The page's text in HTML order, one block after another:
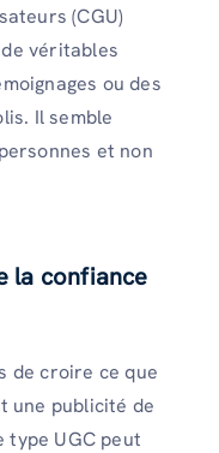
(CGU)
véritables
ou des
Il semble
et non
la confiance
de croire ce que
une publicité de
type UGC peut